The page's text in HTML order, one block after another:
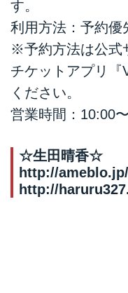
す。
利用方法：予約優
※予約方法は公式
チケットアプリ『
ください。
営業時間：10:00
☆生田晴香☆
http://
http://